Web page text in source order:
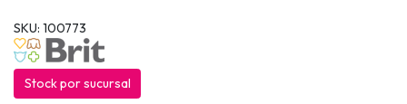
SKU: 100773
Stock por sucursal